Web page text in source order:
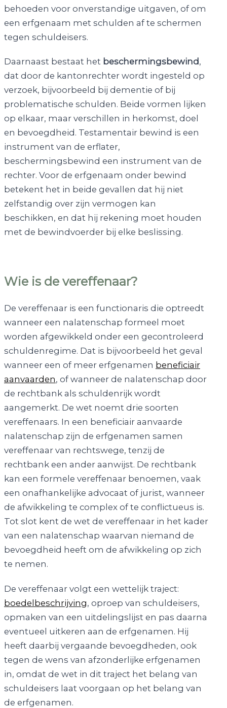
behoeden voor onverstandige uitgaven, of om
een erfgenaam met schulden af te schermen
tegen schuldeisers.
Daarnaast bestaat het beschermingsbewind,
dat door de kantonrechter wordt ingesteld op
verzoek, bijvoorbeeld bij dementie of bij
problematische schulden. Beide vormen lijken
op elkaar, maar verschillen in herkomst, doel
en bevoegdheid. Testamentair bewind is een
instrument van de erflater,
beschermingsbewind een instrument van de
rechter. Voor de erfgenaam onder bewind
betekent het in beide gevallen dat hij niet
zelfstandig over zijn vermogen kan
beschikken, en dat hij rekening moet houden
met de bewindvoerder bij elke beslissing.
Wie is de vereffenaar?
De vereffenaar is een functionaris die optreedt
wanneer een nalatenschap formeel moet
worden afgewikkeld onder een gecontroleerd
schuldenregime. Dat is bijvoorbeeld het geval
wanneer een of meer erfgenamen beneficiair
aanvaarden, of wanneer de nalatenschap door
de rechtbank als schuldenrijk wordt
aangemerkt. De wet noemt drie soorten
vereffenaars. In een beneficiair aanvaarde
nalatenschap zijn de erfgenamen samen
vereffenaar van rechtswege, tenzij de
rechtbank een ander aanwijst. De rechtbank
kan een formele vereffenaar benoemen, vaak
een onafhankelijke advocaat of jurist, wanneer
de afwikkeling te complex of te conflictueus is.
Tot slot kent de wet de vereffenaar in het kader
van een nalatenschap waarvan niemand de
bevoegdheid heeft om de afwikkeling op zich
te nemen.
De vereffenaar volgt een wettelijk traject:
boedelbeschrijving, oproep van schuldeisers,
opmaken van een uitdelingslijst en pas daarna
eventueel uitkeren aan de erfgenamen. Hij
heeft daarbij vergaande bevoegdheden, ook
tegen de wens van afzonderlijke erfgenamen
in, omdat de wet in dit traject het belang van
schuldeisers laat voorgaan op het belang van
de erfgenamen.